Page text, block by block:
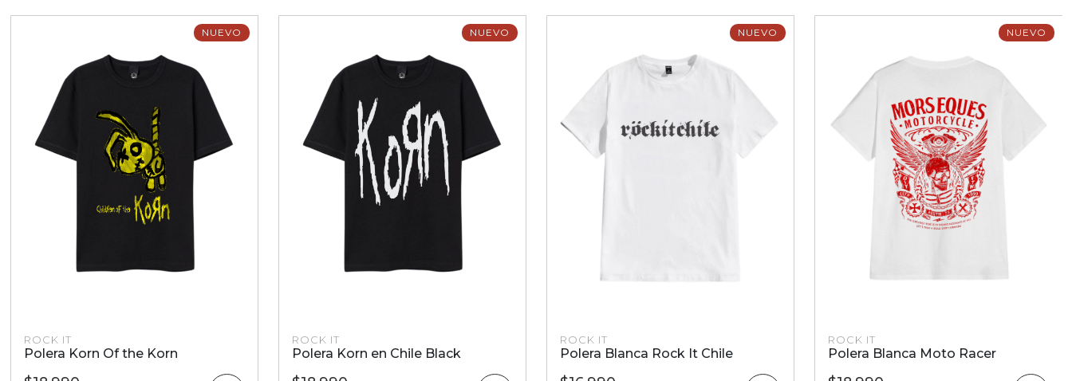
NUEVO
ROCK IT
Polera Korn en Chile Black
NUEVO
ROCK IT
Polera Blanca Rock It Chile
NUEVO
ROCK IT
Polera Blanca Moto Racer
NUEVO
ROCK IT
Polera Blanca AC/DC Power